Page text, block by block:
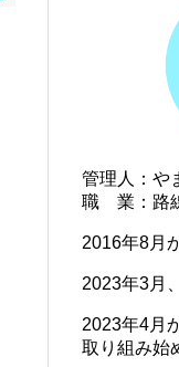
管理人：や
職 業：路
2016年8月
2023年3月
2023年4月
取り組み始